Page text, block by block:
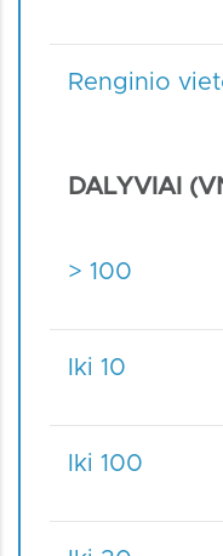
Renginio
DALYVIAI
> 100
Iki 10
Iki 100